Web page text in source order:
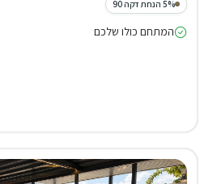
5% הנחת דקה 90
המתחם כולו שלכם